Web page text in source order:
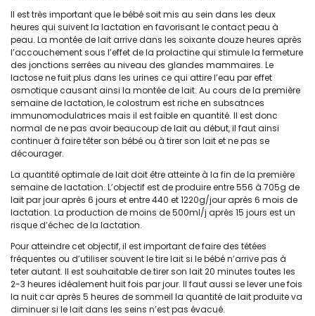
Il est très important que le bébé soit mis au sein dans les deux
heures qui suivent la lactation en favorisant le contact peau à
peau. La montée de lait arrive dans les soixante douze heures après
l’accouchement sous l’effet de la prolactine qui stimule la fermeture
des jonctions serrées au niveau des glandes mammaires. Le
lactose ne fuit plus dans les urines ce qui attire l’eau par effet
osmotique causant ainsi la montée de lait. Au cours de la première
semaine de lactation, le colostrum est riche en subsatnces
immunomodulatrices mais il est faible en quantité. Il est donc
normal de ne pas avoir beaucoup de lait au début, il faut ainsi
continuer à faire têter son bébé ou à tirer son lait et ne pas se
décourager.
La quantité optimale de lait doit être atteinte à la fin de la première
semaine de lactation. L’objectif est de produire entre 556 à 705g de
lait par jour après 6 jours et entre 440 et 1220g/jour après 6 mois de
lactation. La production de moins de 500ml/j après 15 jours est un
risque d’échec de la lactation.
Pour atteindre cet objectif, il est important de faire des tétées
fréquentes ou d’utiliser souvent le tire lait si le bébé n’arrive pas à
teter autant. Il est souhaitable de tirer son lait 20 minutes toutes les
2-3 heures idéalement huit fois par jour. Il faut aussi se lever une fois
la nuit car après 5 heures de sommeil la quantité de lait produite va
diminuer si le lait dans les seins n’est pas évacué.